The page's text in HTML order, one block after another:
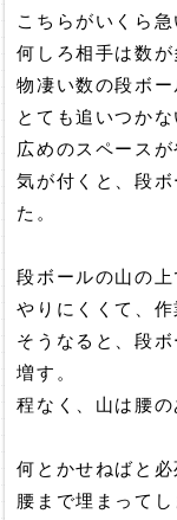
こちらがいくら急
何しろ相手は数が
物凄い数の段ボー
とても追いつかな
広めのスペース
気が付くと、段
た。
段ボールの山の上
やりにくくて、作
そうなると、段
増す。
程なく、山は腰の
何とかせねばと必
腰まで埋まって